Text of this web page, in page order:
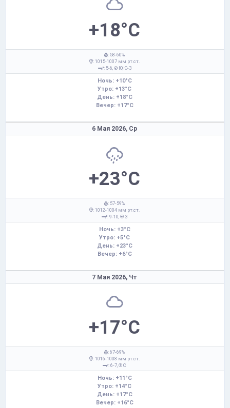
+18°C
: 58-60%
: 1015-1007 мм рт.ст.
: 5-6,
Ю,Ю-З
Ночь: +10°C
Утро: +13°C
День: +18°C
Вечер: +17°C
6 Мая 2026, Ср
+23°C
: 57-59%
: 1012-1004 мм рт.ст.
: 9-10,
З
Ночь: +3°C
Утро: +5°C
День: +23°C
Вечер: +6°C
7 Мая 2026, Чт
+17°C
: 67-69%
: 1016-1008 мм рт.ст.
: 6-7,
С
Ночь: +11°C
Утро: +14°C
День: +17°C
Вечер: +16°C